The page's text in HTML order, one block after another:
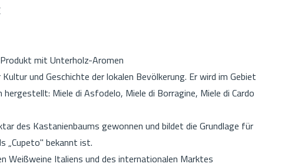
mit Unterholz-Aromen
und Geschichte der lokalen Bevölkerung. Er wird im Gebiet
Miele di Asfodelo, Miele di Borragine, Miele di Cardo
des Kastanienbaums gewonnen und bildet die Grundlage für
„Cupeto" bekannt ist.
Weißweine Italiens und des internationalen Marktes